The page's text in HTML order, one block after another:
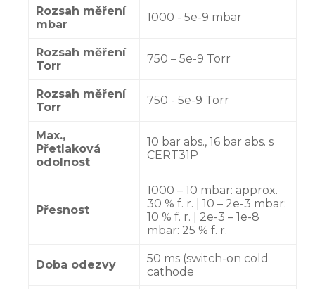
Rozsah měření
mbar
1000 - 5e-9 mbar
Rozsah měření
Torr
750 – 5e-9 Torr
Rozsah měření
Torr
750 - 5e-9 Torr
Max.,
Přetlaková
odolnost
10 bar abs., 16 bar abs. s
CERT31P
Přesnost
1000 – 10 mbar: approx.
30 % f. r. | 10 – 2e-3 mbar:
10 % f. r. | 2e-3 – 1e-8
mbar: 25 % f. r.
Doba odezvy
50 ms (switch-on cold
cathode